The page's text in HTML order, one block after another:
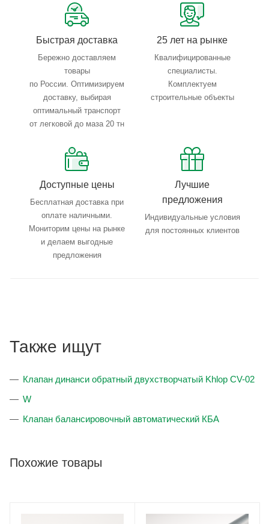
Быстрая доставка
Бережно доставляем
товары
по России. Оптимизируем
доставку, выбирая
оптимальный транспорт
от легковой до маза 20 тн
25 лет на рынке
Квалифицированные
специалисты.
Комплектуем
строительные объекты
Доступные цены
Бесплатная доставка при
оплате наличными.
Мониторим цены на рынке
и делаем выгодные
предложения
Лучшие
предложения
Индивидуальные условия
для постоянных клиентов
Также ищут
Клапан динанси обратный двухстворчатый Khlop CV-02
W
Клапан балансировочный автоматический КБА
Похожие товары